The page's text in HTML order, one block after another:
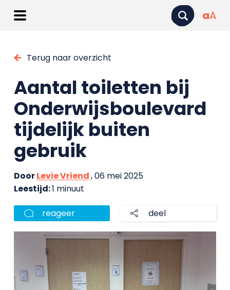
aA
Terug naar overzicht
Aantal toiletten bij
Onderwijsboulevard
tijdelijk buiten
gebruik
DoorLevie Vriend, 06 mei 2025
Leestijd:1 minuut
reageer deel